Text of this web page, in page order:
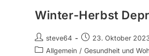
Winter-Herbst
steve64
23. Oktober
Allgemein / Gesundheit und